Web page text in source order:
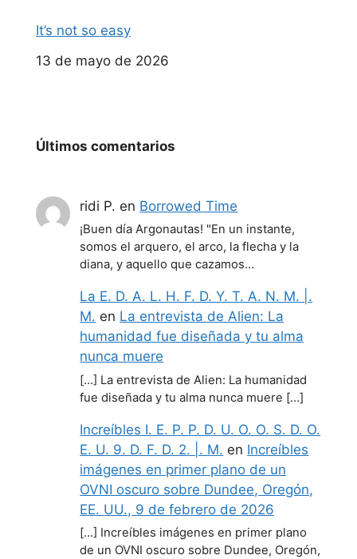
It’s not so easy
Fecha
13 de mayo de 2026
Últimos comentarios
ridi P. en Borrowed Time
¡Buen día Argonautas! "En un instante,
somos el arquero, el arco, la flecha y la
diana, y aquello que cazamos…
La E. D. A. L. H. F. D. Y. T. A. N. M. |.
M. en La entrevista de Alien: La
humanidad fue diseñada y tu alma
nunca muere
[…] La entrevista de Alien: La humanidad
fue diseñada y tu alma nunca muere […]
Increíbles I. E. P. P. D. U. O. O. S. D. O.
E. U. 9. D. F. D. 2. |. M. en Increíbles
imágenes en primer plano de un
OVNI oscuro sobre Dundee, Oregón,
EE. UU., 9 de febrero de 2026
[…] Increíbles imágenes en primer plano
de un OVNI oscuro sobre Dundee, Oregón,